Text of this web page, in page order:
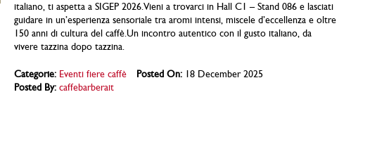
italiano, ti aspetta a SIGEP 2026.Vieni a trovarci in Hall C1 – Stand 086 e lasciati
guidare in un’esperienza sensoriale tra aromi intensi, miscele d’eccellenza e oltre
150 anni di cultura del caffè.Un incontro autentico con il gusto italiano, da
vivere tazzina dopo tazzina.
Categorie: Eventi fiere caffè Posted On:18 December 2025
Posted By: caffebarberait